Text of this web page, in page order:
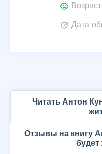
child_care
update Дата
Читать Антон
Отзывы на книгу